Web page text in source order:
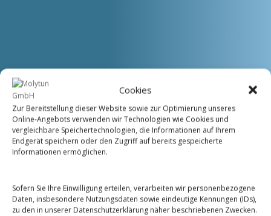
Cookies
Zur Bereitstellung dieser Website sowie zur Optimierung unseres
Online-Angebots verwenden wir Technologien wie Cookies und
vergleichbare Speichertechnologien, die Informationen auf Ihrem
Endgerät speichern oder den Zugriff auf bereits gespeicherte
Informationen ermöglichen.
Sofern Sie Ihre Einwilligung erteilen, verarbeiten wir personenbezogene
Daten, insbesondere Nutzungsdaten sowie eindeutige Kennungen (IDs),
zu den in unserer Datenschutzerklärung näher beschriebenen Zwecken.
Informationen?
Jetzt Kontakt aufnehmen